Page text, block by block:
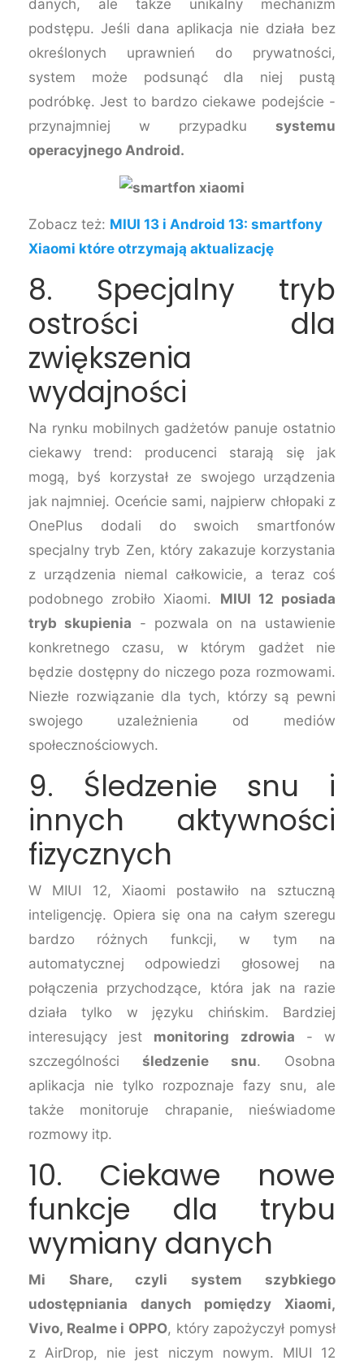
danych, ale także unikalny mechanizm
podstępu. Jeśli dana aplikacja nie działa bez
określonych uprawnień do prywatności,
system może podsunąć dla niej pustą
podróbkę. Jest to bardzo ciekawe podejście -
przynajmniej w przypadku systemu
operacyjnego Android.
Zobacz też: MIUI 13 i Android 13: smartfony
Xiaomi które otrzymają aktualizację
8. Specjalny tryb
ostrości dla
zwiększenia
wydajności
Na rynku mobilnych gadżetów panuje ostatnio
ciekawy trend: producenci starają się jak
mogą, byś korzystał ze swojego urządzenia
jak najmniej. Oceńcie sami, najpierw chłopaki z
OnePlus dodali do swoich smartfonów
specjalny tryb Zen, który zakazuje korzystania
z urządzenia niemal całkowicie, a teraz coś
podobnego zrobiło Xiaomi. MIUI 12 posiada
tryb skupienia - pozwala on na ustawienie
konkretnego czasu, w którym gadżet nie
będzie dostępny do niczego poza rozmowami.
Niezłe rozwiązanie dla tych, którzy są pewni
swojego uzależnienia od mediów
społecznościowych.
9. Śledzenie snu i
innych aktywności
fizycznych
W MIUI 12, Xiaomi postawiło na sztuczną
inteligencję. Opiera się ona na całym szeregu
bardzo różnych funkcji, w tym na
automatycznej odpowiedzi głosowej na
połączenia przychodzące, która jak na razie
działa tylko w języku chińskim. Bardziej
interesujący jest monitoring zdrowia - w
szczególności śledzenie snu. Osobna
aplikacja nie tylko rozpoznaje fazy snu, ale
także monitoruje chrapanie, nieświadome
rozmowy itp.
10. Ciekawe nowe
funkcje dla trybu
wymiany danych
Mi Share, czyli system szybkiego
udostępniania danych pomiędzy Xiaomi,
Vivo, Realme i OPPO, który zapożyczył pomysł
z AirDrop, nie jest niczym nowym. MIUI 12